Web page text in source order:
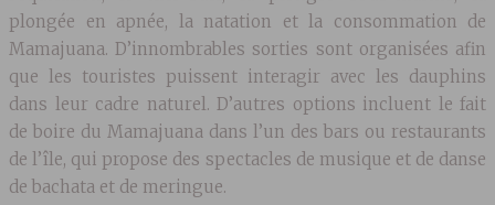
plongée en apnée, la natation et la consommation de
Mamajuana. D’innombrables sorties sont organisées afin
que les touristes puissent interagir avec les dauphins
dans leur cadre naturel. D’autres options incluent le fait
de boire du Mamajuana dans l’un des bars ou restaurants
de l’île, qui propose des spectacles de musique et de danse
de bachata et de meringue.